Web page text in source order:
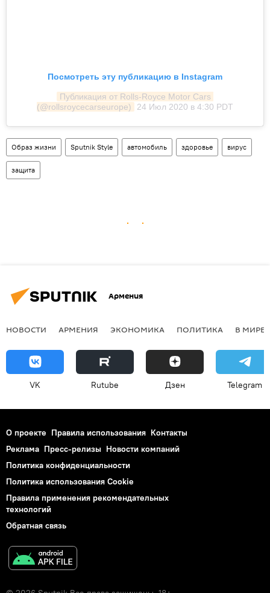
Посмотреть эту публикацию в Instagram
Публикация от Rolls-Royce Motor Cars
(@rollsroycecarseurope)
24 Июл 2020 в 4:30 PDT
Образ жизни Sputnik Style автомобиль здоровье вирус
защита
Армения
НОВОСТИ АРМЕНИЯ ЭКОНОМИКА ПОЛИТИКА В МИРЕ
VK Rutube Дзен Telegram
О проекте Правила использования Контакты
Реклама Пресс-релизы Новости компаний
Политика конфиденциальности
Политика использования Cookie
Правила применения рекомендательных
технологий
Обратная связь